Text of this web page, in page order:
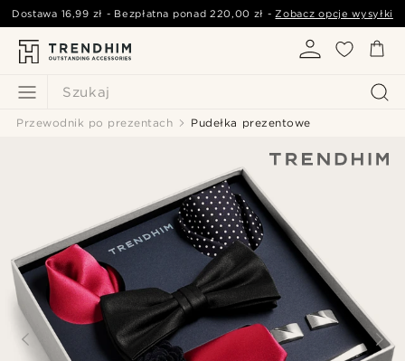
Szukaj
Dostawa 16,99 zł - Bezpłatna ponad220,00 zł -Zobacz opcje wysyłki
Przewodnik po prezentach Pudełka prezentowe